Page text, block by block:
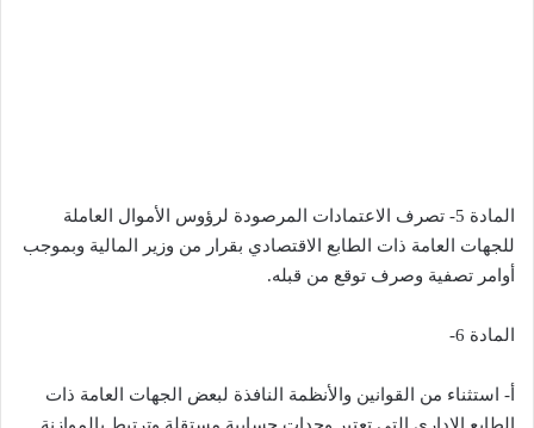
المادة 5- تصرف الاعتمادات المرصودة لرؤوس الأموال العاملة
للجهات العامة ذات الطابع الاقتصادي بقرار من وزير المالية وبموجب
أوامر تصفية وصرف توقع من قبله.
المادة 6-
أ- استثناء من القوانين والأنظمة النافذة لبعض الجهات العامة ذات
الطابع الإداري التي تعتبر وحدات حسابية مستقلة وترتبط بالموازنة